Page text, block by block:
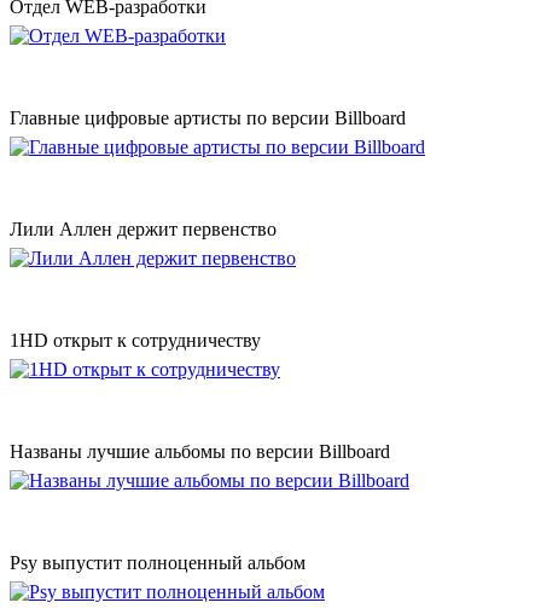
Отдел WEB-разработки
Главные цифровые артисты по версии Billboard
Лили Аллен держит первенство
1HD открыт к сотрудничеству
Названы лучшие альбомы по версии Billboard
Psy выпустит полноценный альбом